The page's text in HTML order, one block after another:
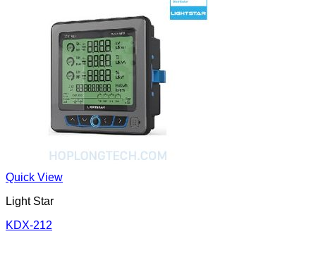
Quick View
Light Star
KDX-212